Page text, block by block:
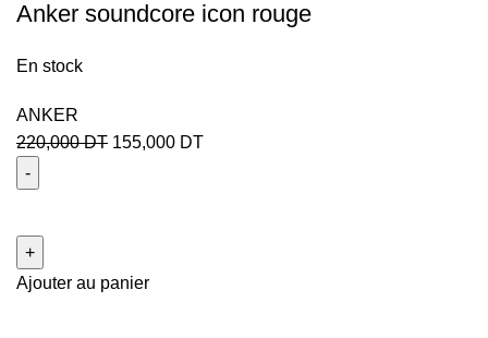
Anker soundcore icon rouge
En stock
ANKER
220,000DT 155,000 DT
Ajouter au panier